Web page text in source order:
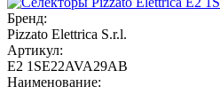
Бренд:
Pizzato Elettrica S.r.l.
Артикул:
E2 1SE22AVA29AB
Наименование: